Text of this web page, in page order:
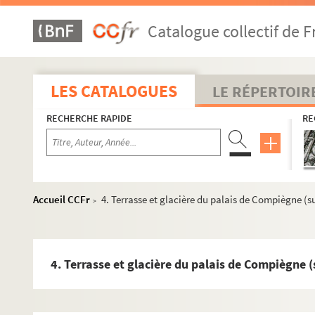
Catalogue collectif de
LES CATALOGUES LE
RECHERCHE RAPIDE
Accueil CCFr > 4. Terrasse et glacière du palais de Compiègne
4. Terrasse et glacière du palais de Compiègne
Botanique
Géologie et hydrologie
Mycologie
Métiers
Histoire et description de la région
Compiègne
Histoire et traditions de Compiègne